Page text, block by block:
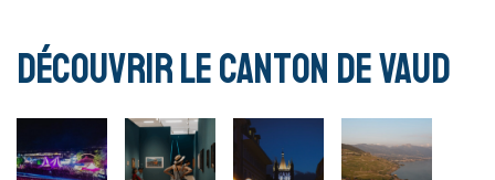
Découvrir le Canton de Vaud